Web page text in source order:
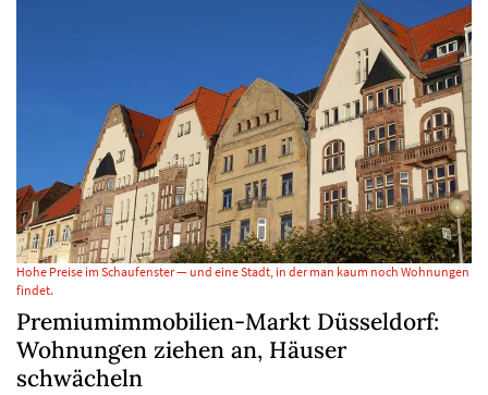
Hohe Preise im Schaufenster — und eine Stadt, in der man kaum noch Wohnungen
findet.
Premiumimmobilien-Markt Düsseldorf:
Wohnungen ziehen an, Häuser
schwächeln